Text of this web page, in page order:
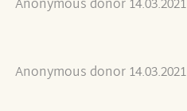
Anonymous donor 14.03.2021
Anonymous donor 14.03.2021